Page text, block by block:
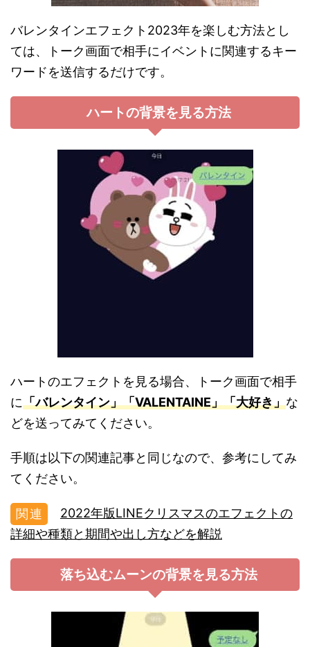
バレンタインエフェクト2023年を楽しむ方法とし
ては、トーク画面で相手にイベントに関連するキー
ワードを送信するだけです。
ハートの背景を見る方法
ハートのエフェクトを見る場合、トーク画面で相手
に「バレンタイン」「VALENTAINE」「大好き」な
どを送ってみてください。
手順は以下の関連記事と同じなので、参考にしてみ
てください。
2022年版LINEクリスマスのエフェクトの
詳細や種類と期間や出し方などを解説
落ち込むムーンの背景を見る方法